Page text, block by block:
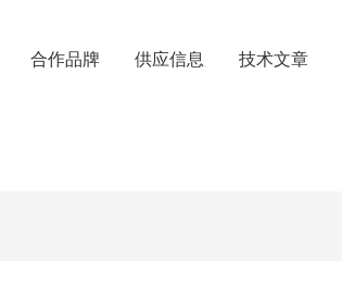
合作品牌 供应信息 技术文章